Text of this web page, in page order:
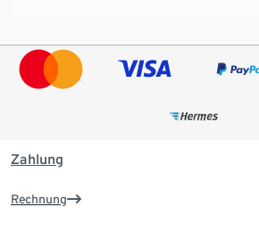
Zahlung
Rechnung